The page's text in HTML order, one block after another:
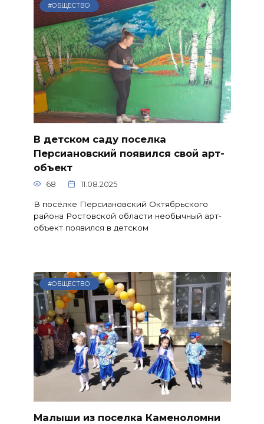
#ОБЩЕСТВО
В детском саду поселка
Персиановский появился свой арт-
объект
68 11.08.2025
В посёлке Персиановский Октябрьского
района Ростовской области необычный арт-
объект появился в детском
#ОБЩЕСТВО
Малыши из поселка Каменоломни